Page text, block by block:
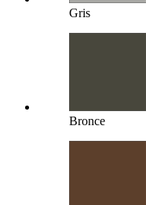
Gris
Bronce